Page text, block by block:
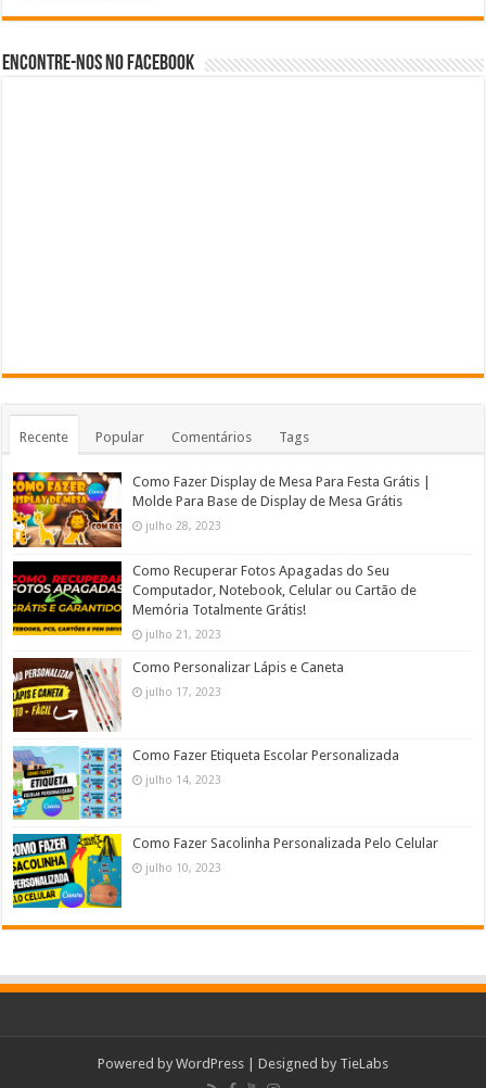
Encontre-nos no Facebook
Recente Popular Comentários Tags
Como Fazer Display de Mesa Para Festa Grátis |
Molde Para Base de Display de Mesa Grátis
julho 28, 2023
Como Recuperar Fotos Apagadas do Seu
Computador, Notebook, Celular ou Cartão de
Memória Totalmente Grátis!
julho 21, 2023
Como Personalizar Lápis e Caneta
julho 17, 2023
Como Fazer Etiqueta Escolar Personalizada
julho 14, 2023
Como Fazer Sacolinha Personalizada Pelo Celular
julho 10, 2023
Powered by WordPress | Designed by TieLabs